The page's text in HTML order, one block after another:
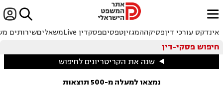

ﱐ
אינדקס עורכי דיןפסיקההמגזיןטפסיםפסקדין Live משאליםשירותים
חיפוש פסקי-דין
שנה את הקריטריונים לחיפוש
נמצאו למעלה מ-500 תוצאות